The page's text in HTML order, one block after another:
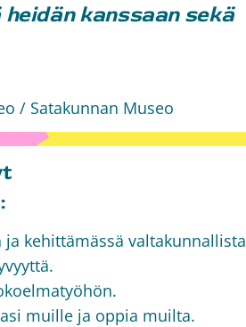
kanssaan sekä
/ Satakunnan Museo
kehittämässä valtakunnallista
muille ja oppia muilta.